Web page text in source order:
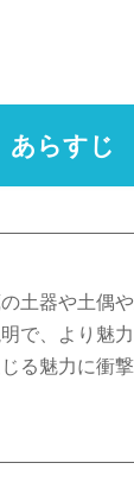
あらすじ
土器や土偶
で、より魅
る魅力に衝